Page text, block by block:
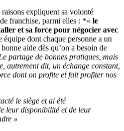
expliquent sa volonté
franchise, parmi elles : *« le
et sa force pour négocier avec
équipe dont chaque personne a un
aide dès qu’on a besoin de
partage de bonnes pratiques, mais
autrement dit, un échange constant,
dont on profite et fait profiter nos
le siège et ai été
leur disponibilité et de leur
»